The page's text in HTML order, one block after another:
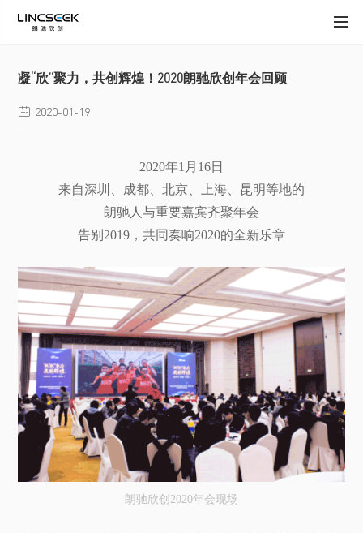
凝“欣”聚力，共创辉煌！2020朗驰欣创年会回顾
 2020-01-19
2020年1月16日
来自深圳、成都、北京、上海、昆明等地的
朗驰人与重要嘉宾齐聚年会
告别2019，共同奏响2020的全新乐章
朗驰欣创2020年会现场